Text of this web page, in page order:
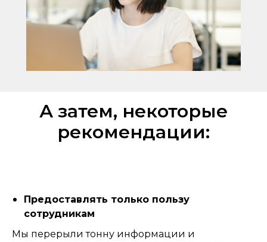
А затем, некоторые
рекомендации:
Предоставлять только пользу
сотрудникам
Мы перерыли тонну информации и